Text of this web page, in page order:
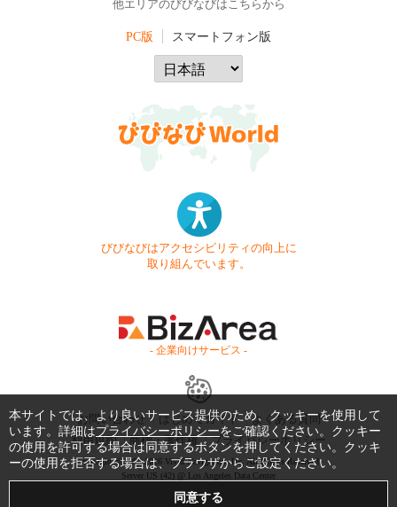
他エリアのびびなびはこちらから
PC版 スマートフォン版
びびなびはアクセシビリティの向上に
取り組んでいます。
- 企業向けサービス -
お問い合わせ はじめてガイド
よくある質問
利用規約
商標・著作権 プライバシーポリシー
Copyright © 1999-2026 Vivid Navigation, Inc. All Rights Reserved.
Server US (42) @ Los Angeles Data Center
本サイトでは、より良いサービス提供のため、クッキーを使用して
います。詳細はプライバシーポリシーをご確認ください。クッキー
の使用を許可する場合は同意するボタンを押してください。クッキ
ーの使用を拒否する場合は、ブラウザからご設定ください。